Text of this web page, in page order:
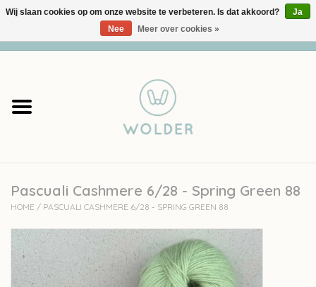
Garens
Accessoires
workshops
Cadeaubon
Pascuali Cashmere 6/28 - Spring Green 88
HOME / PASCUALI CASHMERE 6/28 - SPRING GREEN 88
Wij slaan cookies op om onze website te verbeteren. Is dat akkoord?
Ja
Nee
Meer over cookies »